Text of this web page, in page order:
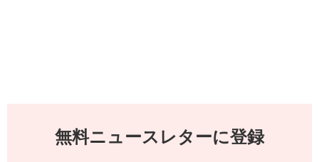
無料ニュースレターに登録